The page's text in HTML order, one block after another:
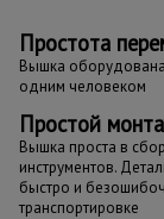
Простота
Вышка
одним человеком
Простой
Вышка проста в
инструментов.
быстро и
транспортировке